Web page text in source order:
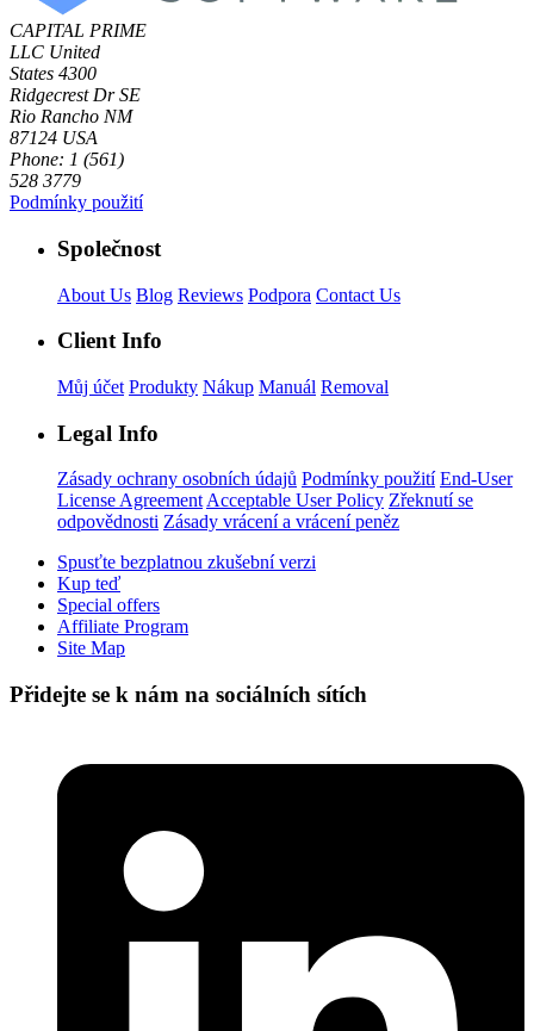
CAPITAL PRIME
LLC United
States 4300
Ridgecrest Dr SE
Rio Rancho NM
87124 USA
Phone: 1 (561)
528 3779
Podmínky použití
Společnost
About Us Blog Reviews Podpora Contact Us
Client Info
Můj účet Produkty Nákup Manuál Removal
Legal Info
Zásady ochrany osobních údajů Podmínky použití End-User
License AgreementAcceptable User Policy Zřeknutí se
odpovědnosti Zásady vrácení a vrácení peněz
Spusťte bezplatnou zkušební verzi
Kup teď
Special offers
Affiliate Program
Site Map
Přidejte se k nám na sociálních sítích